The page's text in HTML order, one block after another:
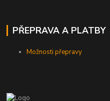
PŘEPRAVA A PLATBY
Možnosti přepravy